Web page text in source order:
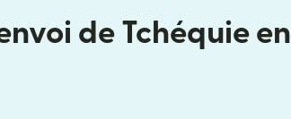
de Tchéquie en